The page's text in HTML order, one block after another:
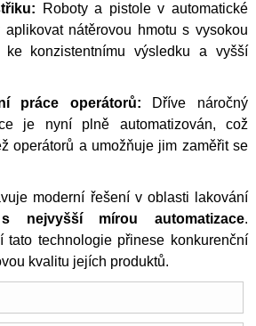
Roboty a pistole v automatické
nátěrovou hmotu s vysokou
ke konzistentnímu výsledku a vyšší
práce operátorů: Dříve náročný
je nyní plně automatizován, což
operátorů a umožňuje jim zaměřit se
moderní řešení v oblasti lakování
s nejvyšší mírou automatizace.
tato technologie přinese konkurenční
kvalitu jejích produktů.